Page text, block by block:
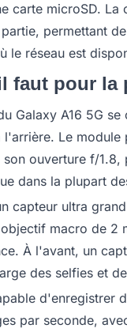
carte microSD. La
permettant
le réseau est
faut pour la
Galaxy A16 5G
Le module
ouverture f/1.8,
dans la plupart
capteur ultra
macro de 2
À l'avant, un
des selfies et
d'enregistrer
par seconde,